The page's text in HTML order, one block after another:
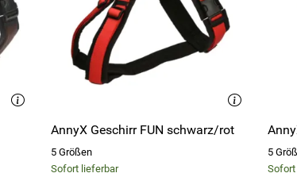
AnnyX Geschirr FUN schwarz/rot
5 Größen
Sofort lieferbar
5